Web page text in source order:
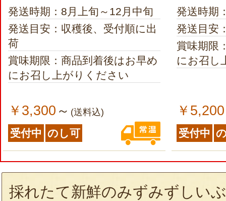
発送時期：8月上旬～12月中旬
発送目安：収穫後、受付順に出
荷
賞味期限：商品到着後はお早め
にお召し上がりください
￥3,300 ～ (送料込)
受付中 のし可
発送時期
発送目安
賞味期限
にお召し
￥5,200
受付中
採れたて新鮮のみずみずしい